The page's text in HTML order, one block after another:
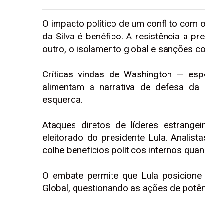
O impacto político de um conflito com
da Silva é benéfico. A resistência a
outro, o isolamento global e sanções
Críticas vindas de Washington —
alimentam a narrativa de defesa
esquerda.
Ataques diretos de líderes
eleitorado do presidente Lula.
colhe benefícios políticos internos
O embate permite que Lula
Global, questionando as ações de